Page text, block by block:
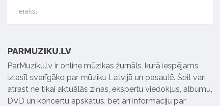
Ieraksti
PARMUZIKU.LV
ParMuziku.lv ir online mūzikas žurnāls, kurā iespējams
izlasīt svarīgāko par mūziku Latvijā un pasaulē. Šeit vari
atrast ne tikai aktuālās ziņas, ekspertu viedokļus, albumu,
DVD un koncertu apskatus, bet arī informāciju par